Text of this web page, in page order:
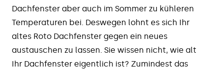
Dachfenster aber auch im Sommer zu kühleren
Temperaturen bei. Deswegen lohnt es sich Ihr
altes Roto Dachfenster gegen ein neues
austauschen zu lassen. Sie wissen nicht, wie alt
Ihr Dachfenster eigentlich ist? Zumindest das